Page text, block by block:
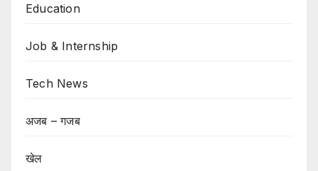
Education
Job & Internship
Tech News
अजब – गजब
खेल